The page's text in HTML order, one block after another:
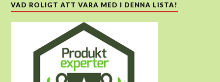
VAD ROLIGT ATT VARA MED I DENNA LISTA!